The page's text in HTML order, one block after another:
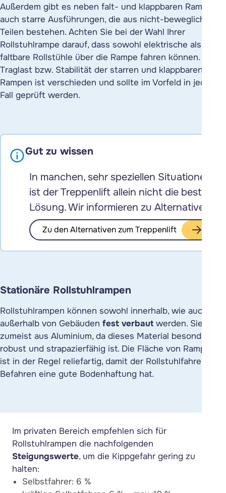
Außerdem gibt es neben falt- und klappbaren Rampen
auch starre Ausführungen, die aus nicht-beweglichen
Teilen bestehen. Achten Sie bei der Wahl Ihrer
Rollstuhlrampe darauf, dass sowohl elektrische als auch
faltbare Rollstühle über die Rampe fahren können. Die
Traglast bzw. Stabilität der starren und klappbaren
Rampen ist verschieden und sollte im Vorfeld in jedem
Fall geprüft werden.
Gut zu wissen
In manchen, sehr speziellen Situationen
ist der Treppenlift allein nicht die beste
Lösung. Wir informieren zu Alternativen.
Zu den Alternativen zum Treppenlift
Stationäre Rollstuhlrampen
Rollstuhlrampen können sowohl innerhalb, wie auch
außerhalb von Gebäuden fest verbaut werden. Sie sind
zumeist aus Aluminium, da dieses Material besonders
robust und strapazierfähig ist. Die Fläche von Rampen
ist in der Regel reliefartig, damit der Rollstuhlfahrer beim
Befahren eine gute Bodenhaftung hat.
Im privaten Bereich empfehlen sich für
Rollstuhlrampen die nachfolgenden
Steigungswerte, um die Kippgefahr gering zu
halten:
Selbstfahrer: 6 %